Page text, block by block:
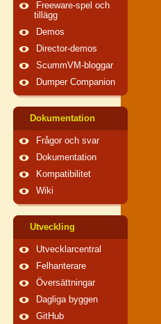
Freeware-spel och
tillägg
Demos
Director-demos
ScummVM-bloggar
Dumper Companion
Dokumentation
Frågor och svar
Dokumentation
Kompatibilitet
Wiki
Utveckling
Utvecklarcentral
Felhanterare
Översättningar
Dagliga byggen
GitHub